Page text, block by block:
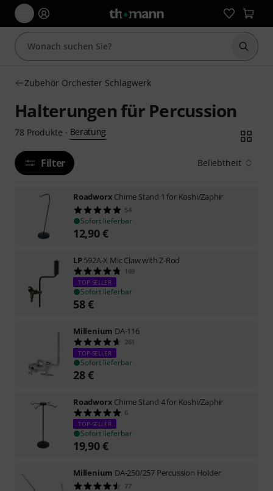
Suche
Zubehör Orchester Schlagwerk
Halterungen für Percussion
78 Produkte · Beratung
Filter Beliebtheit
Roadworx Chime Stand 1 for Koshi/Zaphir
54
Sofort lieferbar
12,90€
LP592A-X Mic Claw with Z-Rod
169
TOP-SELLER
Sofort lieferbar
58€
Millenium DA-116
261
TOP-SELLER
Sofort lieferbar
28€
Roadworx Chime Stand 4 for Koshi/Zaphir
6
TOP-SELLER
Sofort lieferbar
19,90€
Millenium DA-250/257 Percussion Holder
77